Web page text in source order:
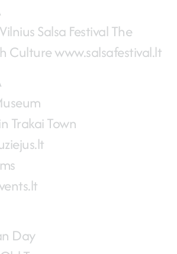
Salsa Festival The
Culturewww.salsafestival.lt
Trakai Town
Day